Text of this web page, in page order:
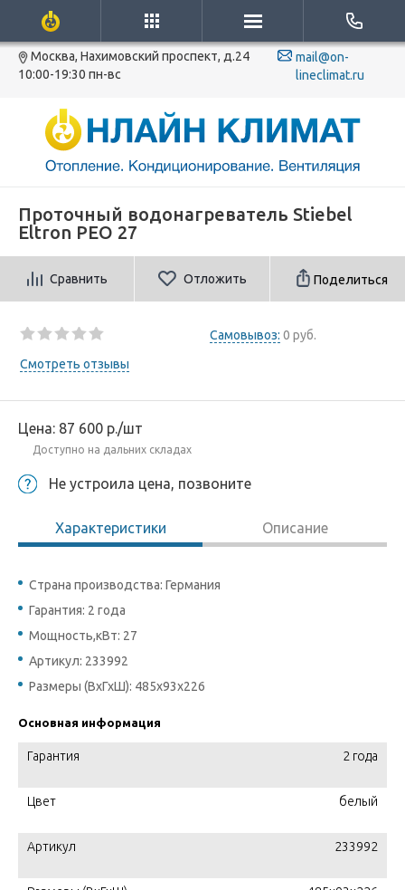
Москва, Нахимовский проспект, д.24
10:00-19:30 пн-вс
mail@on-
lineclimat.ru
Проточный водонагреватель Stiebel
Eltron PEO 27
Сравнить Отложить Поделиться
Самовывоз: 0 руб.
Смотреть отзывы
Цена: 87 600 р./шт
Доступно на дальних складах
Не устроила цена, позвоните
Характеристики Описание
Страна производства: Германия
Гарантия: 2 года
Мощность,кВт: 27
Артикул: 233992
Размеры (ВхГхШ): 485x93x226
Основная информация
Гарантия 2 года
Цвет белый
Артикул 233992